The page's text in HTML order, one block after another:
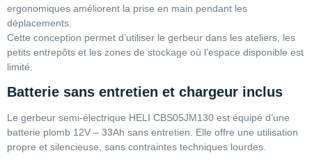
ergonomiques améliorent la prise en main pendant les
déplacements.
Cette conception permet d’utiliser le gerbeur dans les ateliers, les
petits entrepôts et les zones de stockage où l’espace disponible est
limité.
Batterie sans entretien et chargeur inclus
Le gerbeur semi-électrique HELI CBS05JM130 est équipé d’une
batterie plomb 12V – 33Ah sans entretien. Elle offre une utilisation
propre et silencieuse, sans contraintes techniques lourdes.